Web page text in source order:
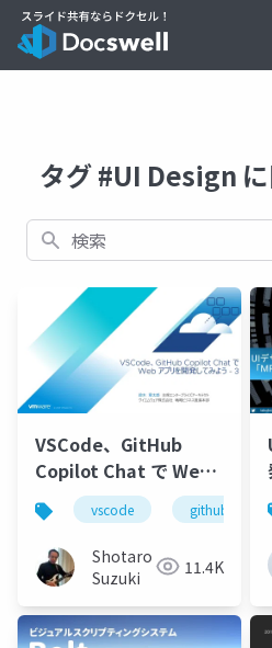
タグ #UI Design
検索
VSCode、GitHub
Copilot Chat で Web
アプリを開発してみよ
う - 3
vscode github
Shotaro
Suzuki
11.4K